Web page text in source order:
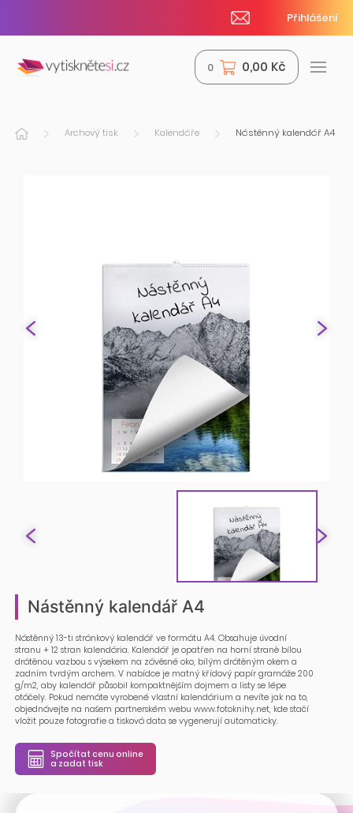
Přihlášení
0 0,00 Kč
Archový tisk Kalendáře Nástěnný kalendář A4
Nástěnný kalendář A4
Nástěnný 13-ti stránkový kalendář ve formátu A4. Obsahuje úvodní
stranu + 12 stran kalendária. Kalendář je opatřen na horní straně bílou
drátěnou vazbou s výsekem na závěsné oko, bílým drátěným okem a
zadním tvrdým archem. V nabídce je matný křídový papír gramáže 200
g/m2, aby kalendář působil kompaktnějším dojmem a listy se lépe
otáčely. Pokud nemáte vyrobené vlastní kalendárium a nevíte jak na to,
objednávejte na našem partnerském webu www.fotoknihy.net, kde stačí
vložit pouze fotografie a tisková data se vygenerují automaticky.
Spočítat cenu online
a zadat tisk